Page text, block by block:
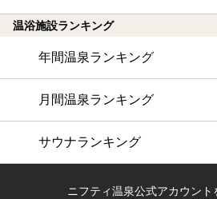
温浴施設ランキング
年間温泉ランキング
月間温泉ランキング
サウナランキング
ニフティ温泉公式アカウント